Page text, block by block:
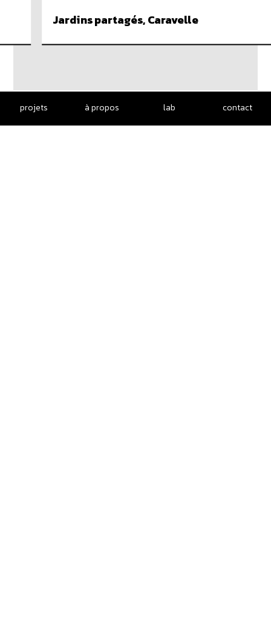
Jardins partagés, Caravelle
projets à propos lab contact